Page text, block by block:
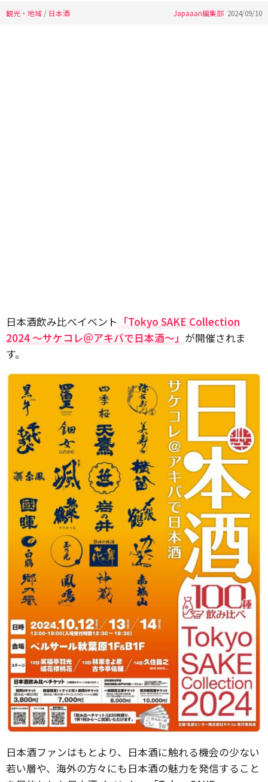
観光・地域 / 日本酒 Japaaan編集部 2024/09/10
⽇本酒飲み⽐べイベント 「Tokyo SAKE Collection
2024 〜サケコレ＠アキバで日本酒〜」 が開催されま
す。
⽇本酒ファンはもとより、⽇本酒に触れる機会の少ない
若い層や、海外の⽅々にも⽇本酒の魅⼒を発信すること